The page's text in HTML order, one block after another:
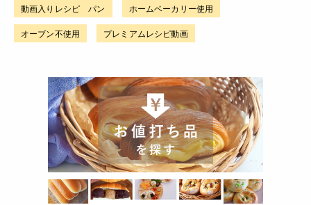
動画入りレシピ パン ホームベーカリー使用
オーブン不使用 プレミアムレシピ動画